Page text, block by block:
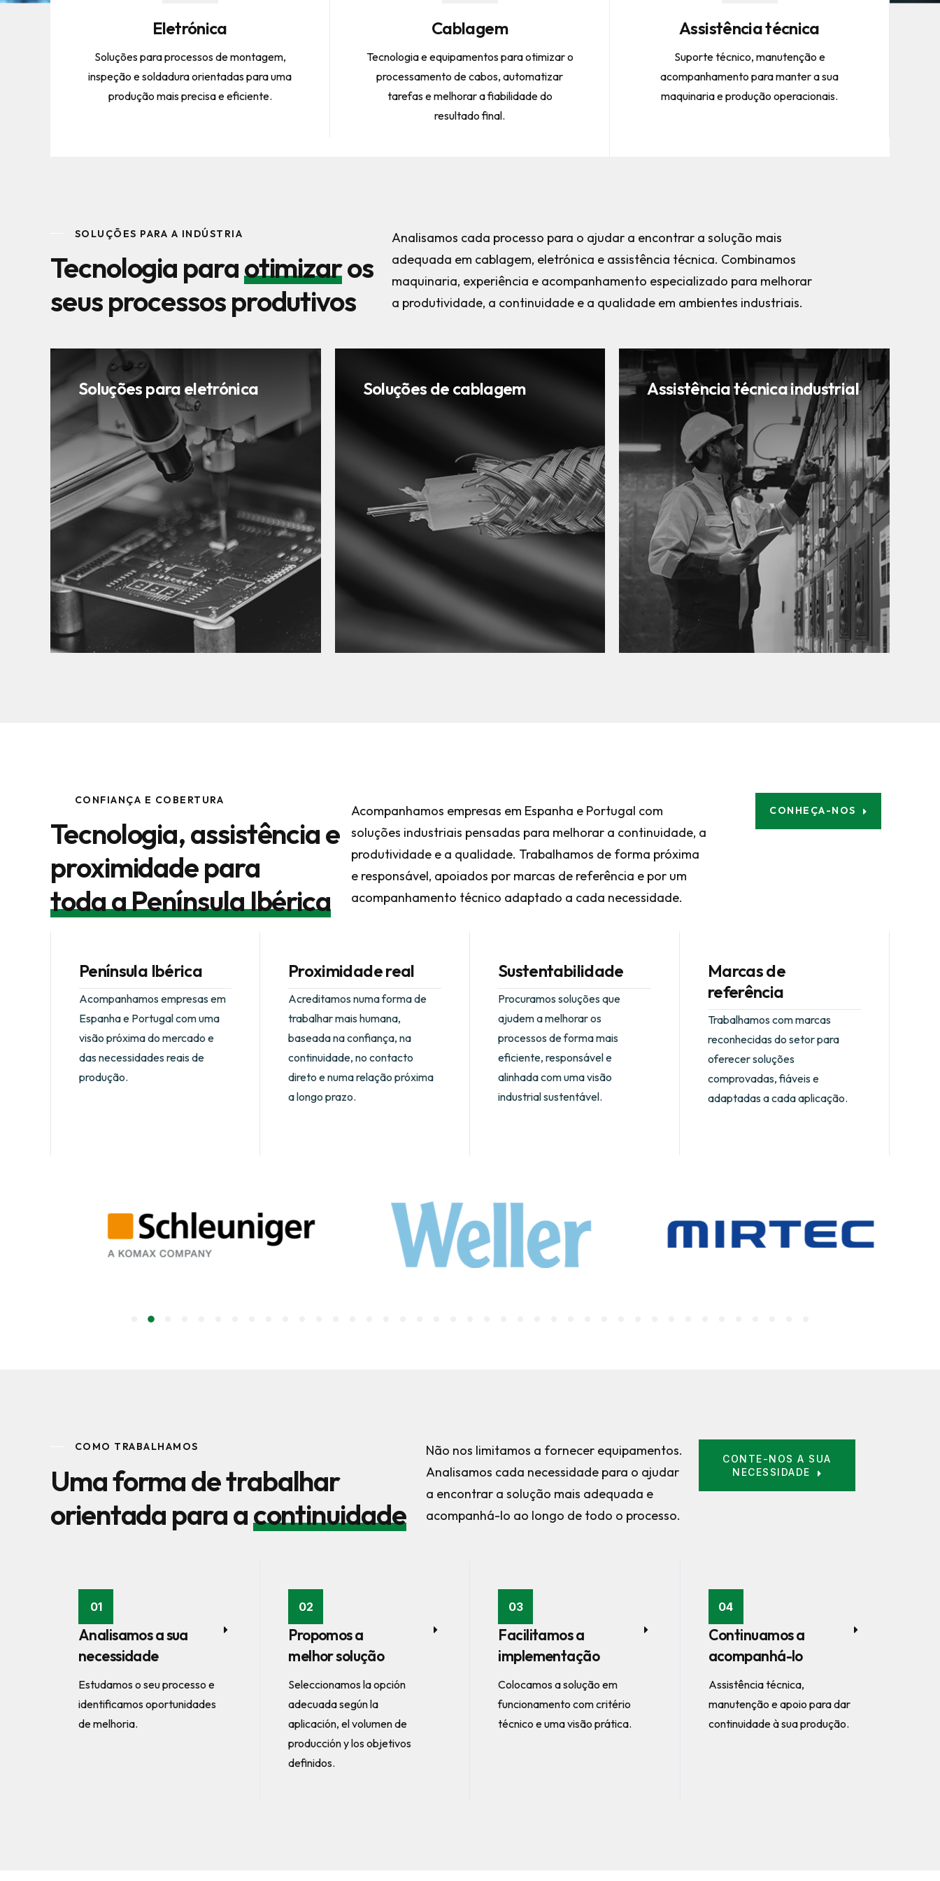
Eletrónica
Soluções para processos de montagem,
inspeção e soldadura orientadas para uma
produção mais precisa e eficiente.
Cablagem
Tecnologia e equipamentos para otimizar o
processamento de cabos, automatizar
tarefas e melhorar a fiabilidade do
resultado final.
Assistência técnica
Suporte técnico, manutenção e
acompanhamento para manter a sua
maquinaria e produção operacionais.
SOLUÇÕES PARA A INDÚSTRIA
Tecnologia paraotimizaros
seus processos produtivos
Analisamos cada processo para o ajudar a encontrar a solução mais
adequada em cablagem, eletrónica e assistência técnica. Combinamos
maquinaria, experiência e acompanhamento especializado para melhorar
a produtividade, a continuidade e a qualidade em ambientes industriais.
Soluções para eletrónica Soluções de cablagem Assistência técnica industrial
CONFIANÇA E COBERTURA
Tecnologia, assistência e
proximidade para
toda a Península Ibérica
Acompanhamos empresas em Espanha e Portugal com
soluções industriais pensadas para melhorar a continuidade, a
produtividade e a qualidade. Trabalhamos de forma próxima
e responsável, apoiados por marcas de referência e por um
acompanhamento técnico adaptado a cada necessidade.
CONHEÇA-NOS
Península Ibérica
Acompanhamos empresas em
Espanha e Portugal com uma
visão próxima do mercado e
das necessidades reais de
produção.
Proximidade real
Acreditamos numa forma de
trabalhar mais humana,
baseada na confiança, na
continuidade, no contacto
direto e numa relação próxima
a longo prazo.
Sustentabilidade
Procuramos soluções que
ajudem a melhorar os
processos de forma mais
eficiente, responsável e
alinhada com uma visão
industrial sustentável.
Marcas de
referência
Trabalhamos com marcas
reconhecidas do setor para
oferecer soluções
comprovadas, fiáveis e
adaptadas a cada aplicação.
COMO TRABALHAMOS
Uma forma de trabalhar
orientada para acontinuidade
Não nos limitamos a fornecer equipamentos.
Analisamos cada necessidade para o ajudar
a encontrar a solução mais adequada e
acompanhá-lo ao longo de todo o processo.
CONTE-NOS A SUA
NECESSIDADE
01
Analisamos a sua
necessidade
Estudamos o seu processo e
identificamos oportunidades
de melhoria.
02
Propomos a
melhor solução
Seleccionamos la opción
adecuada según la
aplicación, el volumen de
producción y los objetivos
definidos.
03
Facilitamos a
implementação
Colocamos a solução em
funcionamento com critério
técnico e uma visão prática.
04
Continuamos a
acompanhá-lo
Assistência técnica,
manutenção e apoio para dar
continuidade à sua produção.